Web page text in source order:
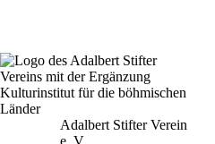
Adalbert Stifter Verein
e. V.